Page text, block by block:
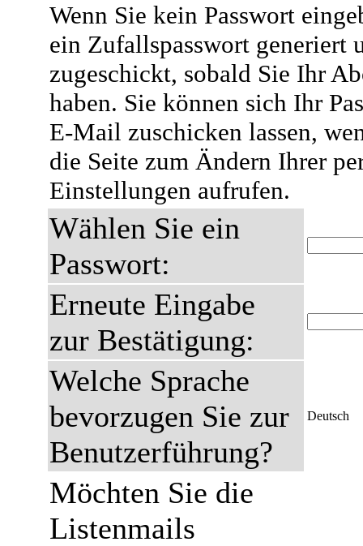
Wenn Sie kein Passwort
ein Zufallspasswort generiert
zugeschickt, sobald Sie Ihr
haben. Sie können sich Ihr
E-Mail zuschicken lassen,
die Seite zum Ändern Ihrer
Einstellungen aufrufen.
Wählen Sie ein
Passwort:
Erneute Eingabe
zur Bestätigung:
Welche Sprache
bevorzugen Sie zur
Benutzerführung?
Deutsch
Möchten Sie die
Listenmails